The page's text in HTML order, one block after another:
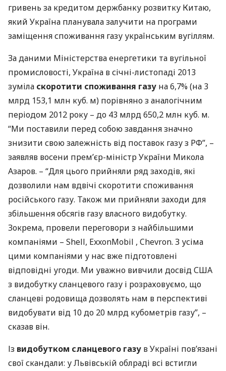
гривень за кредитом держбанку розвитку Китаю,
який Україна планувала залучити на програми
заміщення споживання газу українським вугіллям.
За даними Міністерства енергетики та вугільної
промисловості, Україна в січні-листопаді 2013
зуміла скоротити споживання газу на 6,7% (на 3
млрд 153,1 млн куб. м) порівняно з аналогічним
періодом 2012 року – до 43 млрд 650,2 млн куб. м.
“Ми поставили перед собою завдання значно
знизити свою залежність від поставок газу з РФ”, –
заявляв восени прем’єр-міністр України Микола
Азаров. – “Для цього прийняли ряд заходів, які
дозволили нам вдвічі скоротити споживання
російського газу. Також ми прийняли заходи для
збільшення обсягів газу власного видобутку.
Зокрема, провели переговори з найбільшими
компаніями – Shell, ExxonMobil , Chevron. З усіма
цими компаніями у нас вже підготовлені
відповідні угоди. Ми уважно вивчили досвідСША
з видобутку сланцевого газу і розраховуємо, що
сланцеві родовища дозволять нам в перспективі
видобувати від 10 до 20 млрд кубометрів газу”, –
сказав він.
Із видобутком сланцевого газу в Україні пов’язані
свої скандали: у Львівській облраді всі встигли